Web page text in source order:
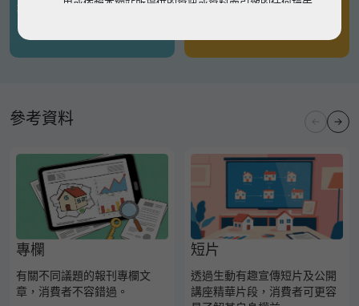
有關凶宅
參考資料
專欄
有關不同議題的報刊專欄文
章，消費者不容錯過。
短片
透過生動有趣宣傳短片及公開
講座精華片段，消費者可更容
用或依賴本網站所提供的資訊或資料而引致的任何損失
瀏覽以細閱本網站使用條款的完整版本。如有任